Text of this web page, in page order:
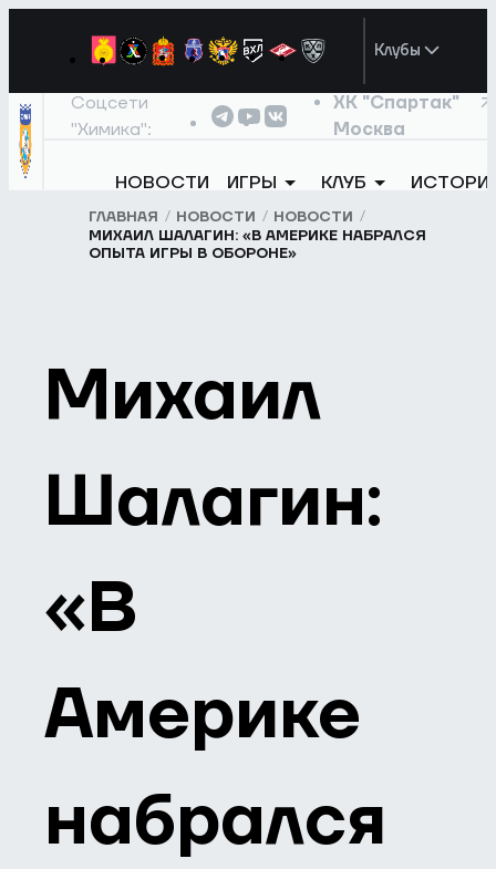
Клубы
Соцсети
"Химика":
ХК "Спартак"
Москва
НОВОСТИ ИГРЫ КЛУБ
ГЛАВНАЯ НОВОСТИ
НОВОСТИ
МИХАИЛ ШАЛАГИН: «В АМЕРИКЕ НАБРАЛСЯ
ОПЫТА ИГРЫ В ОБОРОНЕ»
Михаил
Шалагин:
«В
Америке
набрался